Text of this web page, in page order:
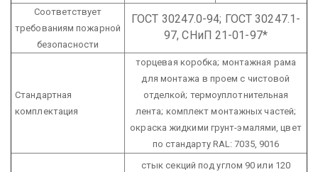
Соответствует
требованиям пожарной
безопасности
ГОСТ 30247.0-94; ГОСТ 30247.1-
97, СНиП 21-01-97*
Стандартная
комплектация
торцевая коробка; монтажная рама
для монтажа в проем с чистовой
отделкой; термоуплотнительная
лента; комплект монтажных частей;
окраска жидкими грунт-эмалями, цвет
по стандарту RAL: 7035, 9016
стык секций под углом 90 или 120